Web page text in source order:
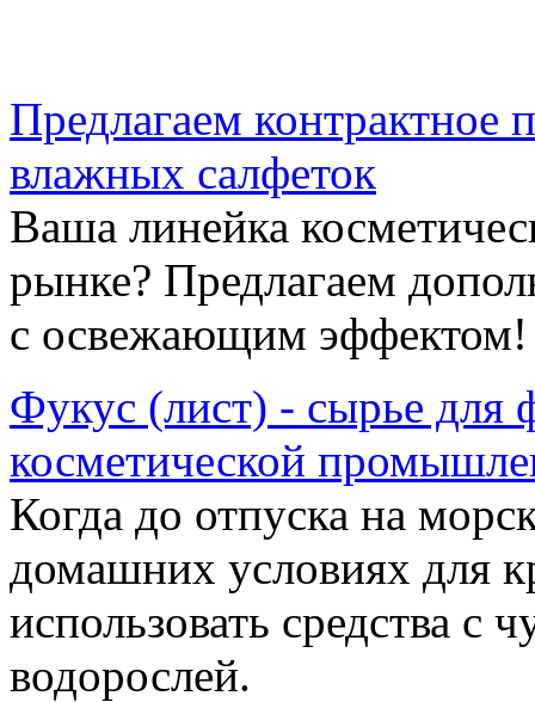
Предлагаем
влажных салфеток
Ваша линейка
рынке? Предлагаем
с освежающим эффектом!
Фукус (лист) - сырье для
косметической
Когда до отпуска на
домашних условиях для
использовать средства с
водорослей.